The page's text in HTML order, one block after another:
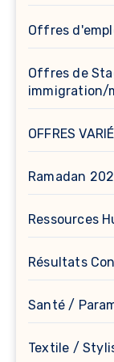
Offres
Offres de
immigration/
OFFRES
Ramadan
Ressources
Résultats
Santé /
Textile /